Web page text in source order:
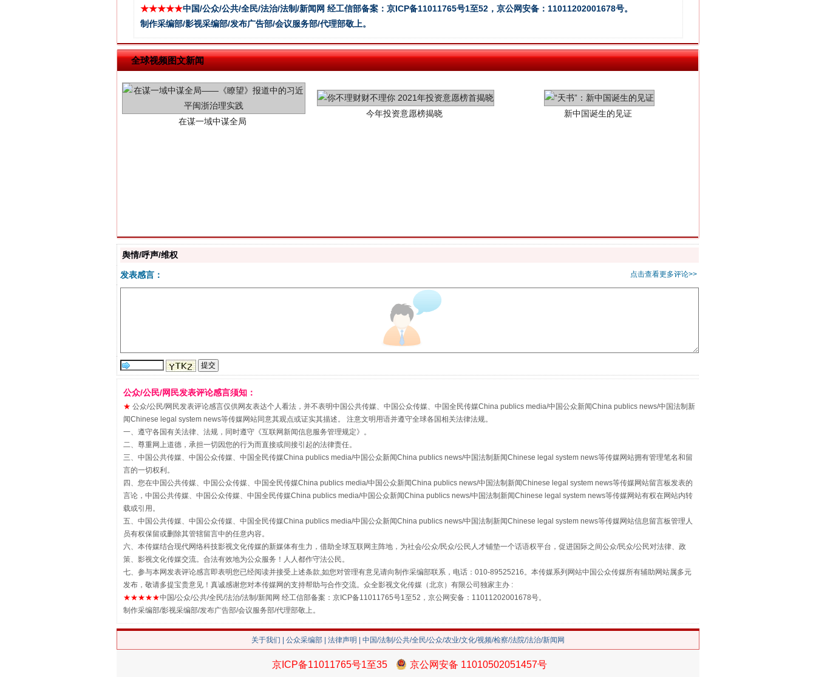
★★★★★中国/公众/公共/全民/法治/法制/新闻网 经工信部备案：京ICP备11011765号1至52，京公网安备：11011202001678号。
制作采编部/影视采编部/发布广告部/会议服务部/代理部敬上。
全球视频图文新闻
在谋一域中谋全局
今年投资意愿榜揭晓 新中国诞生的见证
“刷贴”乱象丛生
揭批美国五大"原罪" "炒鞋教程"里的骗局 习近平的“航天情”
舆情/呼声/维权
点击查看更多评论>>
发表感言：
公众/公民/网民发表评论感言须知：
★ 公众/公民/网民发表评论感言仅供网友表达个人看法，并不表明中国公共传媒、中国公众传媒、中国全民传媒China publics media/中国公众新闻China publics news/中国法制新
闻Chinese legal system news等传媒网站同意其观点或证实其描述。 注意文明用语并遵守全球各国相关法律法规。
一、遵守各国有关法律、法规，同时遵守《互联网新闻信息服务管理规定》。
二、尊重网上道德，承担一切因您的行为而直接或间接引起的法律责任。
三、中国公共传媒、中国公众传媒、中国全民传媒China publics media/中国公众新闻China publics news/中国法制新闻Chinese legal system news等传媒网站拥有管理笔名和留
言的一切权利。
四、您在中国公共传媒、中国公众传媒、中国全民传媒China publics media/中国公众新闻China publics news/中国法制新闻Chinese legal system news等传媒网站留言板发表的
言论，中国公共传媒、中国公众传媒、中国全民传媒China publics media/中国公众新闻China publics news/中国法制新闻Chinese legal system news等传媒网站有权在网站内转
载或引用。
五、中国公共传媒、中国公众传媒、中国全民传媒China publics media/中国公众新闻China publics news/中国法制新闻Chinese legal system news等传媒网站信息留言板管理人
员有权保留或删除其管辖留言中的任意内容。
六、本传媒结合现代网络科技影视文化传媒的新媒体有生力，借助全球互联网主阵地，为社会/公众/民众/公民人才铺垫一个话语权平台，促进国际之间公众/民众/公民对法律、政
策、影视文化传媒交流。合法有效地为公众服务！人人都作守法公民。
七、参与本网发表评论感言即表明您已经阅读并接受上述条款,如您对管理有意见请向制作采编部联系，电话：010-89525216。本传媒系列网站中国公众传媒所有辅助网站属多元
发布，敬请多提宝贵意见！真诚感谢您对本传媒网的支持帮助与合作交流。众全影视文化传媒（北京）有限公司独家主办 :
★★★★★中国/公众/公共/全民/法治/法制/新闻网 经工信部备案：京ICP备11011765号1至52，京公网安备：11011202001678号。
制作采编部/影视采编部/发布广告部/会议服务部/代理部敬上。
关于我们 公众采编部 法律声明 | 中国/法制/公共/全民/公众/农业/文化/视频/检察/法院/法治/新闻网
京ICP备11011765号1至35 京公网安备 11010502051457号